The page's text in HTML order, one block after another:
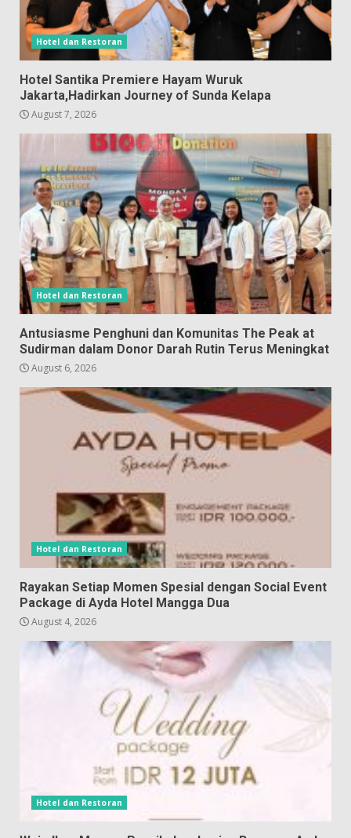
Hotel dan Restoran
Hotel Santika Premiere Hayam Wuruk
Jakarta,Hadirkan Journey of Sunda Kelapa
August 7, 2026
Hotel dan Restoran
Antusiasme Penghuni dan Komunitas The Peak at
Sudirman dalam Donor Darah Rutin Terus Meningkat
August 6, 2026
Hotel dan Restoran
Rayakan Setiap Momen Spesial dengan Social Event
Package di Ayda Hotel Mangga Dua
August 4, 2026
Hotel dan Restoran